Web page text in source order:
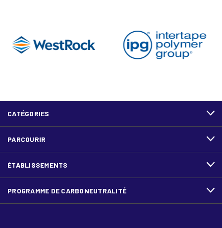
CATÉGORIES
PARCOURIR
ÉTABLISSEMENTS
PROGRAMME DE CARBONEUTRALITÉ